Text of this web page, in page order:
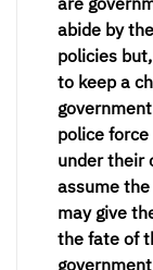
abide by
policies
to keep a
police
under their
assume
may give
the fate of